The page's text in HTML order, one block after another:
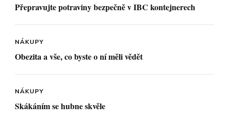
Přepravujte potraviny bezpečně v IBC kontejnerech
NÁKUPY
Obezita a vše, co byste o ní měli vědět
NÁKUPY
Skákáním se hubne skvěle